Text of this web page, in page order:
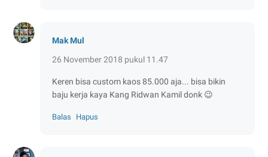
Mak Mul
26 November 2018 pukul 11.47
Keren bisa custom kaos 85.000 aja... bisa bikin
baju kerja kaya Kang Ridwan Kamil donk 😉
Balas Hapus